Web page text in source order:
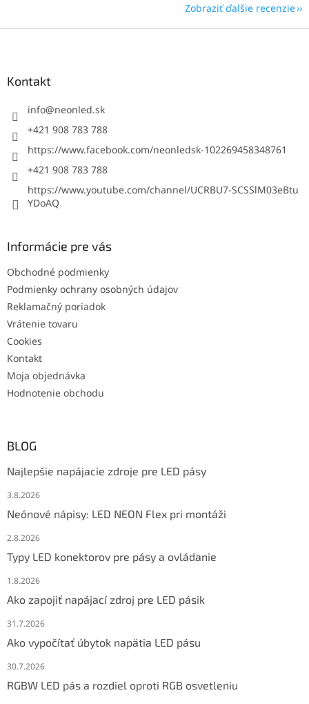
Zobraziť ďalšie recenzie
Kontakt
info@neonled.sk
+421 908 783 788
https://www.facebook.com/neonledsk-102269458348761
+421 908 783 788
https://www.youtube.com/channel/UCRBU7-SCSSlM03eBtu
YDoAQ
Informácie pre vás
Obchodné podmienky
Podmienky ochrany osobných údajov
Reklamačný poriadok
Vrátenie tovaru
Cookies
Kontakt
Moja objednávka
Hodnotenie obchodu
BLOG
Najlepšie napájacie zdroje pre LED pásy
3.8.2026
Neónové nápisy: LED NEON Flex pri montáži
2.8.2026
Typy LED konektorov pre pásy a ovládanie
1.8.2026
Ako zapojiť napájací zdroj pre LED pásik
31.7.2026
Ako vypočítať úbytok napätia LED pásu
30.7.2026
RGBW LED pás a rozdiel oproti RGB osvetleniu